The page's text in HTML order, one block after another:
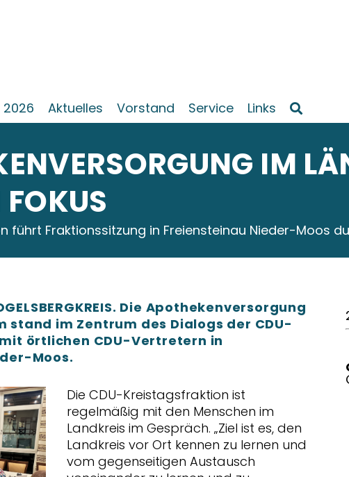
Aktuelles Vorstand Service Links
IM
führt Fraktionssitzung in Freiensteinau Nieder-Moos
Die Apothekenversorgung
stand im Zentrum des Dialogs der CDU-
örtlichen CDU-Vertretern in
Moos.
Die CDU-Kreistagsfraktion ist
regelmäßig mit den Menschen im
Landkreis im Gespräch. „Ziel ist es, den
Landkreis vor Ort kennen zu lernen und
vom gegenseitigen Austausch